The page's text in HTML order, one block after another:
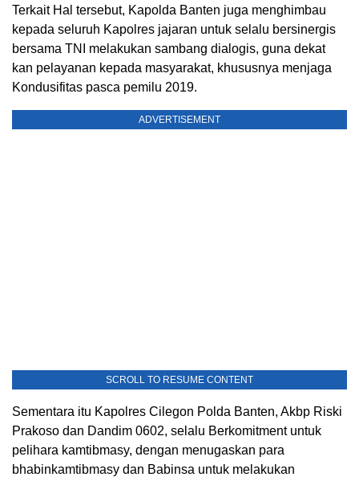
Terkait Hal tersebut, Kapolda Banten juga menghimbau
kepada seluruh Kapolres jajaran untuk selalu bersinergis
bersama TNI melakukan sambang dialogis, guna dekat
kan pelayanan kepada masyarakat, khususnya menjaga
Kondusifitas pasca pemilu 2019.
ADVERTISEMENT
SCROLL TO RESUME CONTENT
Sementara itu Kapolres Cilegon Polda Banten, Akbp Riski
Prakoso dan Dandim 0602, selalu Berkomitment untuk
pelihara kamtibmasy, dengan menugaskan para
bhabinkamtibmasy dan Babinsa untuk melakukan